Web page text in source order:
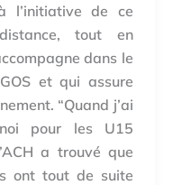
l’initiative de ce
tout en
dans le
et qui assure
“Quand j’ai
pour les U15
a trouvé que
ont tout de suite